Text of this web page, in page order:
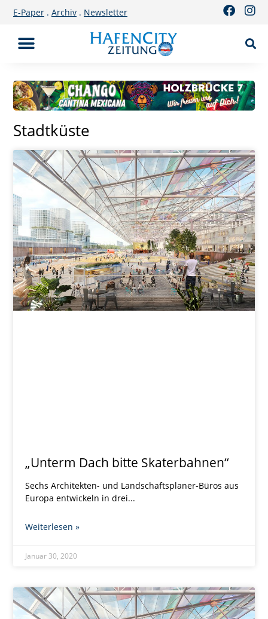
springen
E-Paper . Archiv . Newsletter
Stadtküste
„Unterm Dach bitte Skaterbahnen“
Sechs Architekten- und Landschaftsplaner-Büros aus
Europa entwickeln in drei
Weiterlesen »
Januar 30, 2020